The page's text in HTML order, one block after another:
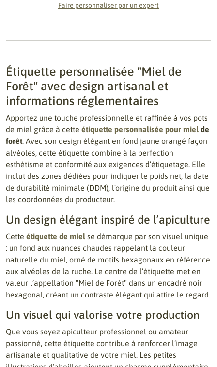
Faire personnaliser par un expert
Étiquette personnalisée "Miel de
Forêt" avec design artisanal et
informations réglementaires
Apportez une touche professionnelle et raffinée à vos pots
de miel grâce à cette étiquette personnalisée pour miel de
forêt. Avec son design élégant en fond jaune orangé façon
alvéoles, cette étiquette combine à la perfection
esthétisme et conformité aux exigences d’étiquetage. Elle
inclut des zones dédiées pour indiquer le poids net, la date
de durabilité minimale (DDM), l'origine du produit ainsi que
les coordonnées du producteur.
Un design élégant inspiré de l’apiculture
Cette étiquette de miel se démarque par son visuel unique
: un fond aux nuances chaudes rappelant la couleur
naturelle du miel, orné de motifs hexagonaux en référence
aux alvéoles de la ruche. Le centre de l’étiquette met en
valeur l’appellation "Miel de Forêt" dans un encadré noir
hexagonal, créant un contraste élégant qui attire le regard.
Un visuel qui valorise votre production
Que vous soyez apiculteur professionnel ou amateur
passionné, cette étiquette contribue à renforcer l’image
artisanale et qualitative de votre miel. Les petites